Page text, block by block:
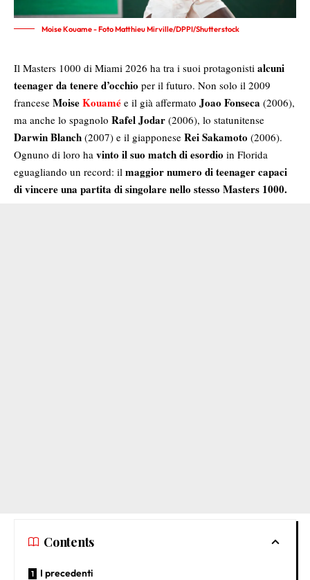
Moise Kouame - Foto Matthieu Mirville/DPPI/Shutterstock
Il Masters 1000 di Miami 2026 ha tra i suoi protagonisti alcuni
teenager da tenere d’occhio per il futuro. Non solo il 2009
francese MoiseKouamé e il già affermato Joao Fonseca (2006),
ma anche lo spagnolo Rafel Jodar (2006), lo statunitense
Darwin Blanch (2007) e il giapponese Rei Sakamoto (2006).
Ognuno di loro ha vinto il suo match di esordio in Florida
eguagliando un record: il maggior numero di teenager capaci
di vincere una partita di singolare nello stesso Masters 1000.
Contents
I precedenti